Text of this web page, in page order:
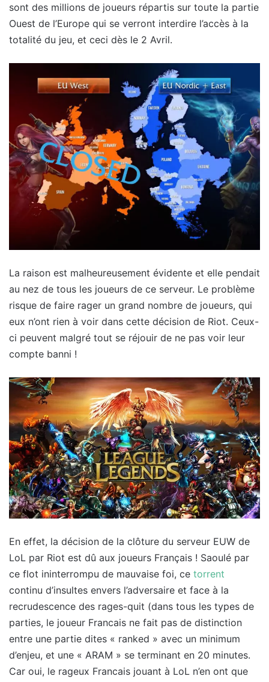
sont des millions de joueurs répartis sur toute la partie
Ouest de l’Europe qui se verront interdire l’accès à la
totalité du jeu, et ceci dès le 2 Avril.
La raison est malheureusement évidente et elle pendait
au nez de tous les joueurs de ce serveur. Le problème
risque de faire rager un grand nombre de joueurs, qui
eux n’ont rien à voir dans cette décision de Riot. Ceux-
ci peuvent malgré tout se réjouir de ne pas voir leur
compte banni !
En effet, la décision de la clôture du serveur EUW de
LoL par Riot est dû aux joueurs Français ! Saoulé par
ce flot ininterrompu de mauvaise foi, ce torrent
continu d’insultes envers l’adversaire et face à la
recrudescence des rages-quit (dans tous les types de
parties, le joueur Francais ne fait pas de distinction
entre une partie dites « ranked » avec un minimum
d’enjeu, et une « ARAM » se terminant en 20 minutes.
Car oui, le rageux Francais jouant à LoL n’en ont que